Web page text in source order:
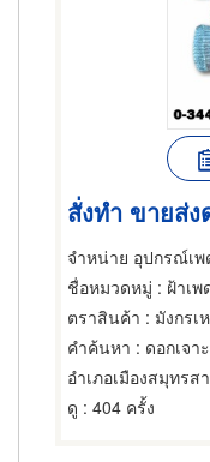
สั่งทำ ขายส่ง
จำหน่าย อุปกรณ์เพ
ชื่อหมวดหมู่ : ฝ้าเ
ตราสินค้า : มังกรเ
คำค้นหา : ดอกเจา
อำเภอเมืองสมุทรส
ดู : 404 ครั้ง